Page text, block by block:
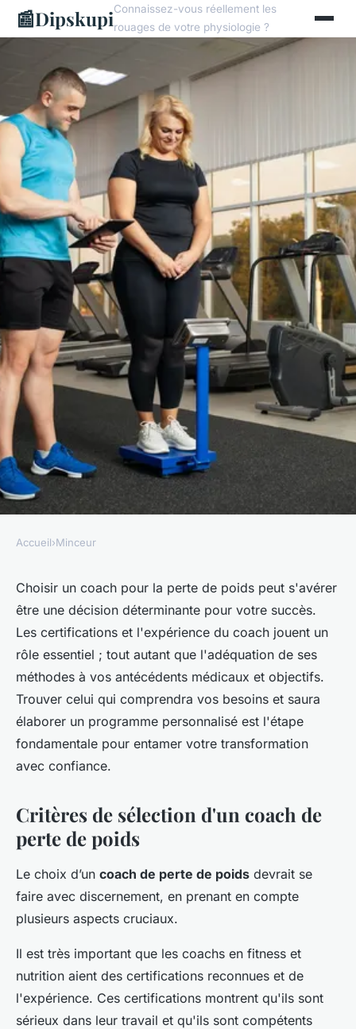
📰DipskupiConnaissez-vous réellement les
rouages de votre physiologie ?
Perte de poids : Comment
choisir un coach pour vous
accompagner ?
Lucie•29 mars 2024•3 min de lecture
Accueil›Minceur
Choisir un coach pour la perte de poids peut s'avérer
être une décision déterminante pour votre succès.
Les certifications et l'expérience du coach jouent un
rôle essentiel ; tout autant que l'adéquation de ses
méthodes à vos antécédents médicaux et objectifs.
Trouver celui qui comprendra vos besoins et saura
élaborer un programme personnalisé est l'étape
fondamentale pour entamer votre transformation
avec confiance.
Critères de sélection d'un coach de
perte de poids
Le choix d’un coach de perte de poids devrait se
faire avec discernement, en prenant en compte
plusieurs aspects cruciaux.
Il est très important que les coachs en fitness et
nutrition aient des certifications reconnues et de
l'expérience. Ces certifications montrent qu'ils sont
sérieux dans leur travail et qu'ils sont compétents